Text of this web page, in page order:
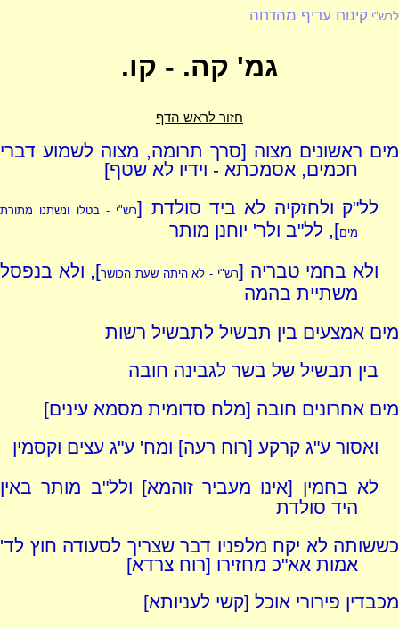
לרש"י קינוח עדיף מהדחה
גמ' קה. - קו.
חזור לראש הדף
מים ראשונים מצוה [סרך תרומה, מצוה לשמוע דברי
חכמים, אסמכתא - וידיו לא שטף]
לל"ק ולחזקיה לא ביד סולדת [רש"י - בטלו ונשתנו מתורת
מים], לל"ב ולר' יוחנן מותר
ולא בחמי טבריה [רש"י - לא היתה שעת הכושר], ולא בנפסל
משתיית בהמה
מים אמצעים בין תבשיל לתבשיל רשות
בין תבשיל של בשר לגבינה חובה
מים אחרונים חובה [מלח סדומית מסמא עינים]
ואסור ע"ג קרקע [רוח רעה] ומח' ע"ג עצים וקסמין
לא בחמין [אינו מעביר זוהמא] ולל"ב מותר באין
היד סולדת
כששותה לא יקח מלפניו דבר שצריך לסעודה חוץ לד'
אמות אא"כ מחזירו [רוח צרדא]
מכבדין פירורי אוכל [קשי לעניותא]